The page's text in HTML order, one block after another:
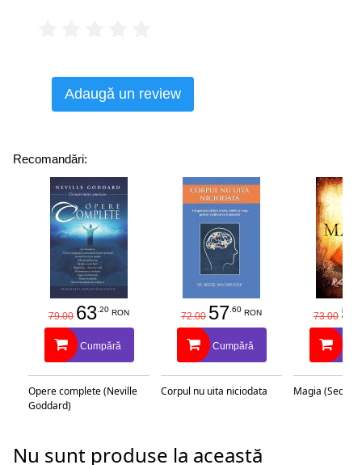
Adaugă un review
Recomandări:
79.00 63.20 RON
Cumpără
Opere complete (Neville
Goddard)
72.00 57.60 RON
Cumpără
Corpul nu uita niciodata
73.00 58
Magia
Nu sunt produse la această